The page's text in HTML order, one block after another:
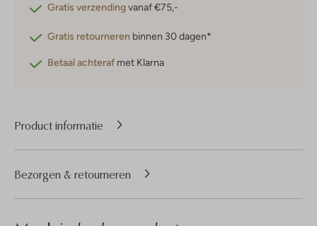
Gratis verzendingvanaf €75,-
Gratis retourneren binnen 30 dagen*
Betaal achteraf met Klarna
Product informatie
Bezorgen & retourneren